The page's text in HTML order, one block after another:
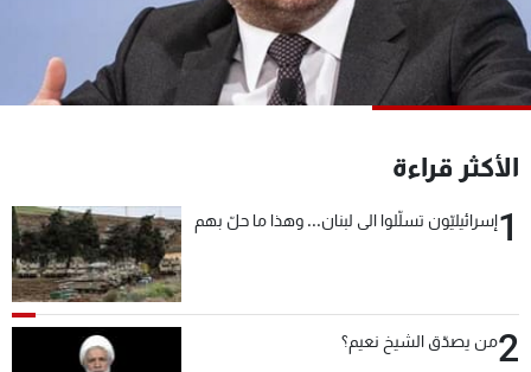
الأكثر قراءة
1إسرائيليّون تسلّلوا الى لبنان... وهذا ما حلّ بهم
2من يصدّق الشيخ نعيم؟
البرامج
جدول البرامج
شاهد البرامج
عن MTV
الإنـتـاج
وظائف
شروط الإسـتخدام
سياسة الخصوصية